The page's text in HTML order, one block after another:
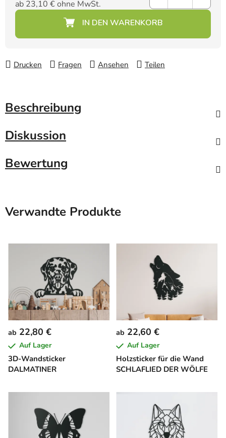
ab 23,10 €ohne MwSt.
Drucken Fragen Ansehen Teilen
Beschreibung
Diskussion
Bewertung
Verwandte Produkte
3D-Wandsticker
DALMATINER
ab 22,80 €
Auf Lager
Holzsticker für die Wand
SCHLAFLIED DER WÖLFE
ab 22,60 €
Auf Lager